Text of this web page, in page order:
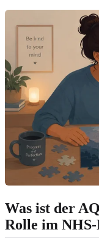
Was ist der
Rolle im